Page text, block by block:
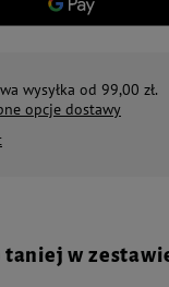
wysyłka od 99,00 zł.
opcje dostawy
taniej w